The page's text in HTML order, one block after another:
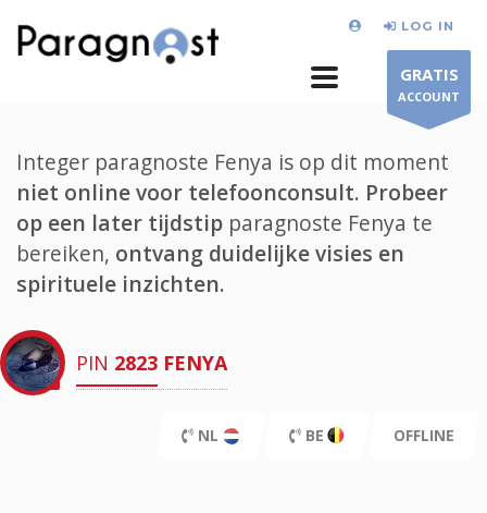
LOG IN
GRATIS
ACCOUNT
Integer paragnoste Fenya is op dit moment
niet online voor telefoonconsult. Probeer
op een later tijdstip paragnoste Fenya te
bereiken, ontvang duidelijke visies en
spirituele inzichten.
PIN 2823 FENYA
NL BE OFFLINE